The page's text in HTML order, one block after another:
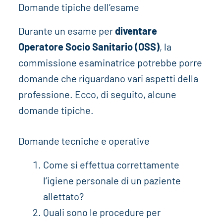
Domande tipiche dell’esame
Durante un esame perdiventare
Operatore Socio Sanitario (OSS), la
commissione esaminatrice potrebbe porre
domande che riguardano vari aspetti della
professione. Ecco, di seguito, alcune
domande tipiche.
Domande tecniche e operative
Come si effettua correttamente
l’igiene personale di un paziente
allettato?
Quali sono le procedure per